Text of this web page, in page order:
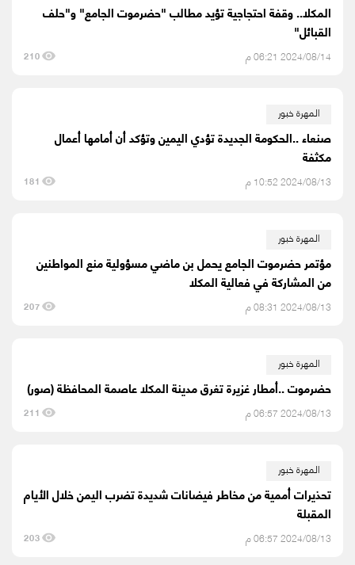
المكلا.. وقفة احتجاجية تؤيد مطالب "حضرموت الجامع" و"حلف
القبائل"
2024/08/14 06:21 م 210
المهرة خبور
صنعاء ..الحكومة الجديدة تؤدي اليمين وتؤكد أن أمامها أعمال
مكثفة
2024/08/13 10:52 م 181
المهرة خبور
مؤتمر حضرموت الجامع يحمل بن ماضي مسؤولية منع المواطنين
من المشاركة في فعالية المكلا
2024/08/13 08:31 م 207
المهرة خبور
حضرموت ..أمطار غزيرة تغرق مدينة المكلا عاصمة المحافظة (صور)
2024/08/13 06:57 م 211
المهرة خبور
تحذيرات أممية من مخاطر فيضانات شديدة تضرب اليمن خلال الأيام
المقبلة
2024/08/13 06:57 م 203